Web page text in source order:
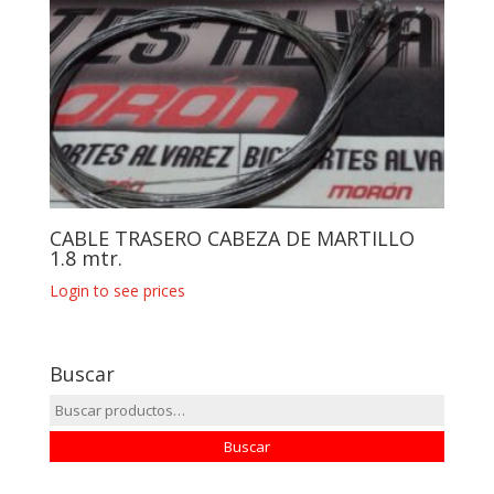
CABLE TRASERO CABEZA DE MARTILLO
1.8 mtr.
Login to see prices
Buscar
Buscar
por:
Buscar